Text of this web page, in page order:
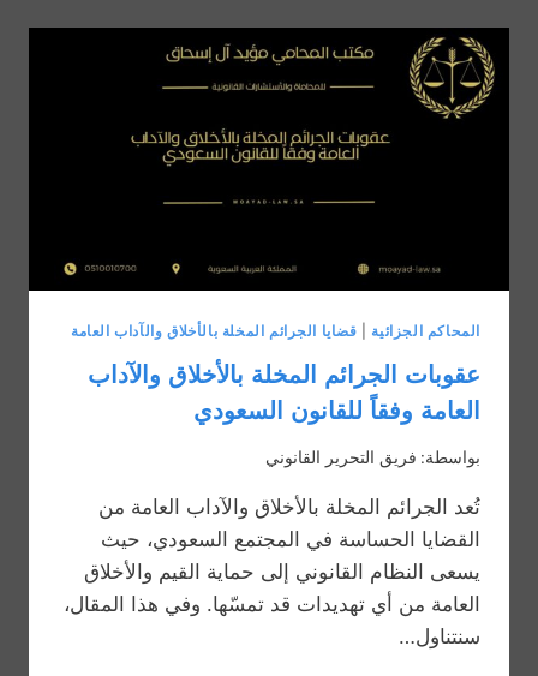
بالأخلاق
والآداب
العامة
السعودية؟
المحاكم الجزائية قضايا الجرائم المخلة بالأخلاق والآداب العامة
عقوبات الجرائم المخلة بالأخلاق والآداب
العامة وفقاً للقانون السعودي
بواسطة: فريق التحرير القانوني
تُعد الجرائم المخلة بالأخلاق والآداب العامة من
القضايا الحساسة في المجتمع السعودي، حيث
يسعى النظام القانوني إلى حماية القيم والأخلاق
العامة من أي تهديدات قد تمسّها. وفي هذا المقال،
سنتناول…